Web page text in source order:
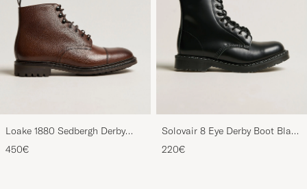
Loake 1880 Sedbergh Derby
Boot Brown Grain Calf
450€
Solovair 8 Eye Derby Boot Black
Shine
220€